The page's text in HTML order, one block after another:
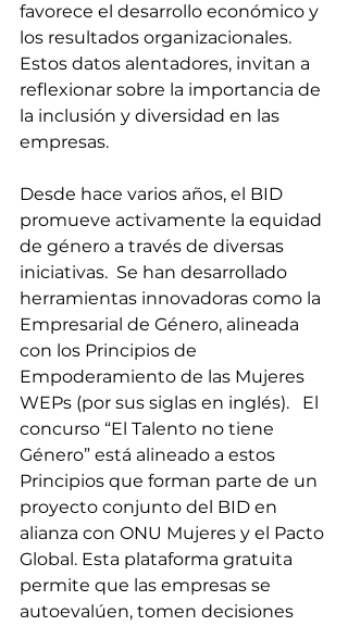
favorece el desarrollo económico y
los resultados organizacionales.
Estos datos alentadores, invitan a
reflexionar sobre la importancia de
la inclusión y diversidad en las
empresas.
Desde hace varios años, el BID
promueve activamente la equidad
de género a través de diversas
iniciativas.  Se han desarrollado
herramientas innovadoras como la
Empresarial de Género, alineada
con los Principios de
Empoderamiento de las Mujeres
WEPs (por sus siglas en inglés).   El
concurso “El Talento no tiene
Género” está alineado a estos
Principios que forman parte de un
proyecto conjunto del BID en
alianza con ONU Mujeres y el Pacto
Global. Esta plataforma gratuita
permite que las empresas se
autoevalúen, tomen decisiones